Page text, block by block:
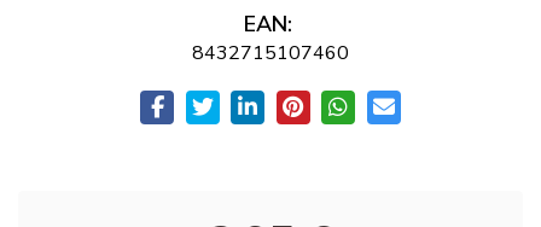
EAN:
8432715107460